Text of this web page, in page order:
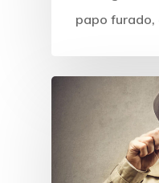
papo furado,